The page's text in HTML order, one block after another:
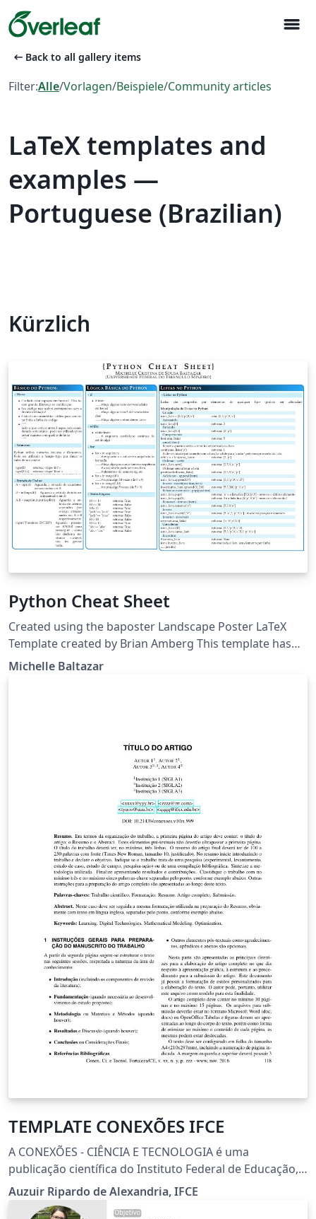
menu
arrow_left_alt Back to all gallery items
Filter:Alle/Vorlagen/Beispiele/Community articles
LaTeX templates and
examples —
Portuguese (Brazilian)
Kürzlich
Python Cheat Sheet
Created using the baposter Landscape Poster LaTeX
Template created by Brian Amberg This template has
been downloaded from:
Michelle Baltazar
TEMPLATE CONEXÕES IFCE
A CONEXÕES - CIÊNCIA E TECNOLOGIA é uma
publicação científica do Instituto Federal de Educação,
Ciência e Tecnologia do Ceará (IFCE) que tem como
objetivo publicar artigos que contribuam para o estudo
Auzuir Ripardo de Alexandria, IFCE